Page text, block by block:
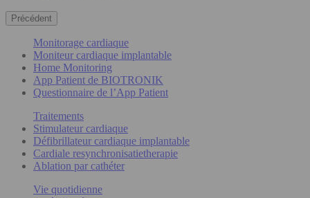
Précédent
Monitorage cardiaque
Moniteur cardiaque implantable
Home Monitoring
App Patient de BIOTRONIK
Questionnaire de l’App Patient
Traitements
Stimulateur cardiaque
Défibrillateur cardiaque implantable
Cardiale resynchronisatietherapie
Ablation par cathéter
Vie quotidienne